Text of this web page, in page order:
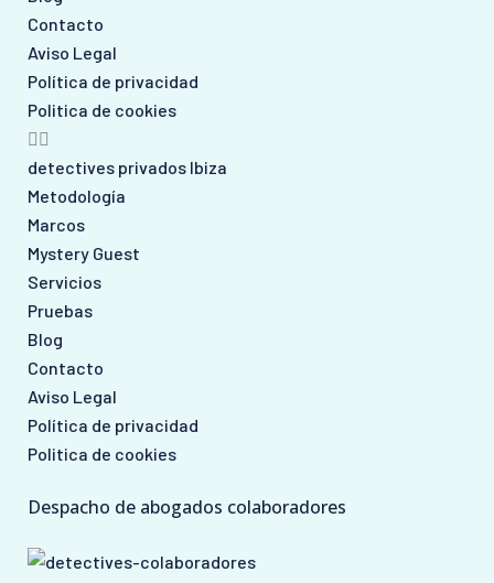
Contacto
Aviso Legal
Política de privacidad
Politica de cookies
detectives privados Ibiza
Metodología
Marcos
Mystery Guest
Servicios
Pruebas
Blog
Contacto
Aviso Legal
Política de privacidad
Politica de cookies
Despacho de abogados colaboradores